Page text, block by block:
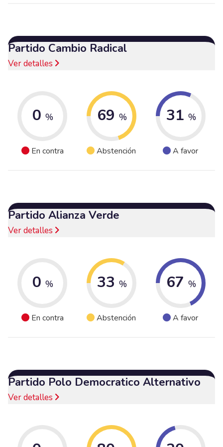
Partido Cambio Radical
Ver detalles
0 %
En contra
69 %
Abstención
31 %
A favor
Partido Alianza Verde
Ver detalles
0 %
En contra
33 %
Abstención
67 %
A favor
Partido Polo Democratico Alternativo
Ver detalles